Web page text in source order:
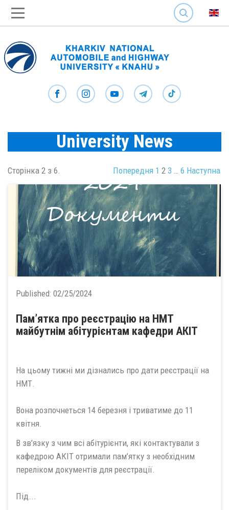
SEARCH
University News
Сторінка 2 з 6. Попередня 1 2 3 … 6 Наступна
Published: 02/25/2024
Пам’ятка про реєстрацію на НМТ
майбутнім абітурієнтам кафедри АКІТ
На цьому тижні ми дізнались про дати реєстрації на
НМТ.
Вона розпочнеться 14 березня і триватиме до 11
квітня.
В зв’язку з чим всі абітурієнти, які контактували з
кафедрою АКІТ отримали пам’ятку з необхідним
переліком документів для реєстрації.
Під...